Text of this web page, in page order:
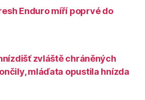
Enduro míří poprvé do
zvláště chráněných
mláďata opustila hnízda